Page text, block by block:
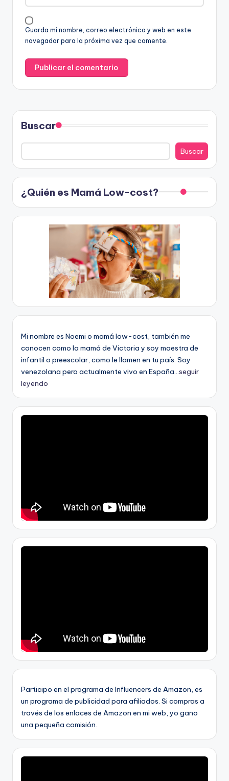
Guarda mi nombre, correo electrónico y web en este
navegador para la próxima vez que comente.
Buscar
Buscar
¿Quién es Mamá Low-cost?
Mi nombre es Noemi o mamá low-cost, también me
conocen como la mamá de Victoria y soy maestra de
infantil o preescolar, como le llamen en tu país. Soy
venezolana pero actualmente vivo en España...seguir
leyendo
Participo en el programa de Influencers de Amazon, es
un programa de publicidad para afiliados. Si compras a
través de los enlaces de Amazon en mi web, yo gano
una pequeña comisión.